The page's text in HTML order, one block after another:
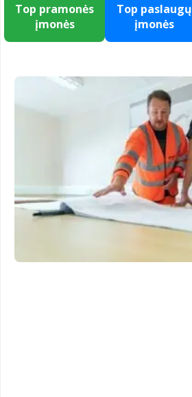
Top pramonės
įmonės
Top paslaugų
įmonės